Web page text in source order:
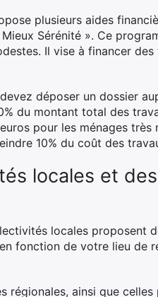
plusieurs aides
Sérénité ». Ce
Il vise à financer
déposer un dossier
du montant total des
pour les ménages très
10% du coût des
locales et
locales proposent
fonction de votre lieu de
régionales, ainsi que